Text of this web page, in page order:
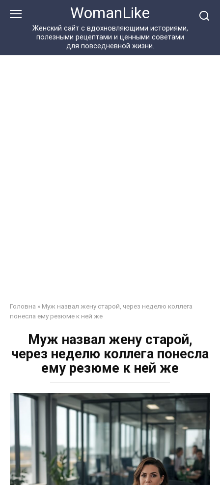
WomanLike
Женский сайт с вдохновляющими историями,
полезными рецептами и ценными советами
для повседневной жизни.
Головна » Муж назвал жену старой, через неделю коллега
понесла ему резюме к ней же
Муж назвал жену старой,
через неделю коллега понесла
ему резюме к ней же